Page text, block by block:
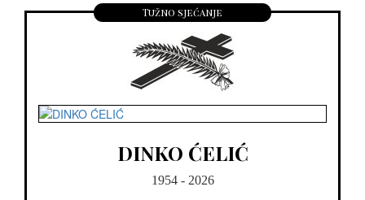
Tužno sjećanje
DINKO ĆELIĆ
1954 - 2026